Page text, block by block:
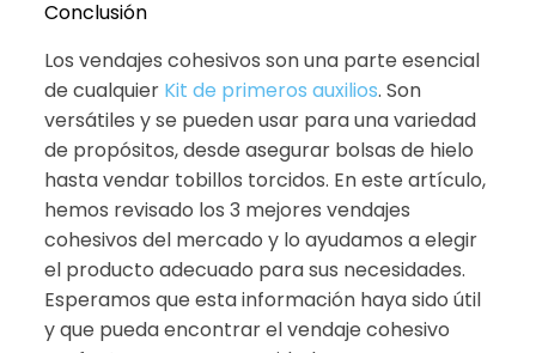
Conclusión
Los vendajes cohesivos son una parte esencial
de cualquier Kit de primeros auxilios. Son
versátiles y se pueden usar para una variedad
de propósitos, desde asegurar bolsas de hielo
hasta vendar tobillos torcidos. En este artículo,
hemos revisado los 3 mejores vendajes
cohesivos del mercado y lo ayudamos a elegir
el producto adecuado para sus necesidades.
Esperamos que esta información haya sido útil
y que pueda encontrar el vendaje cohesivo